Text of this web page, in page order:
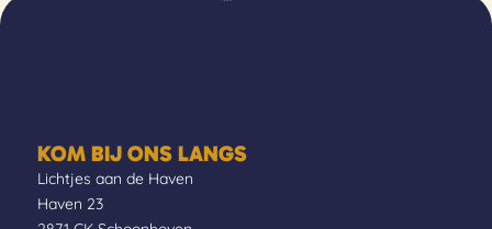
KOM BIJ ONS LANGS
Lichtjes aan de Haven
Haven 23